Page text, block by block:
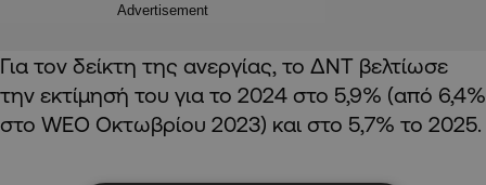
Advertisement
Για τον δείκτη της ανεργίας, το ΔΝΤ βελτίωσε
την εκτίμησή του για το 2024 στο 5,9% (από 6,4%
στο WEO Οκτωβρίου 2023) και στο 5,7% το 2025.